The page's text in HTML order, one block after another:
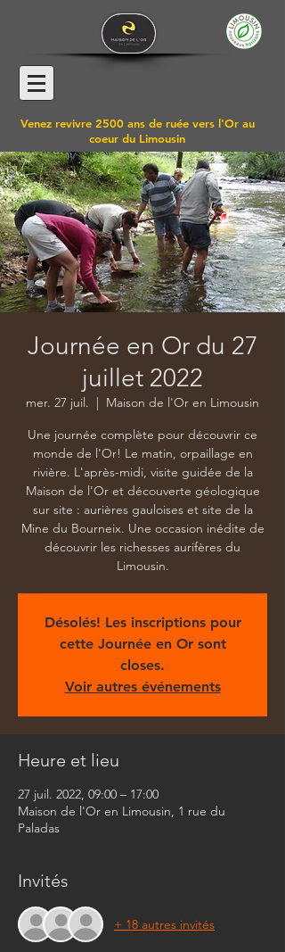
Venez revivre 2500 ans de ruée vers l'Or au
coeur du Limousin
Journée en Or du 27
juillet 2022
mer. 27 juil.
  |
Maison de l'Or en Limousin
Une journée complète pour découvrir ce
monde de l'Or! Le matin, orpaillage en
rivière. L'après-midi, visite guidée de la
Maison de l'Or et découverte géologique
sur site : aurières gauloises et site de la
Mine du Bourneix. Une occasion inédite de
découvrir les richesses aurifères du
Limousin.
Désolés! Les inscriptions pour
cette Journée en Or sont
closes.
Voir autres événements
Heure et lieu
27 juil. 2022, 09:00 – 17:00
Maison de l'Or en Limousin, 1 rue du
Paladas
Invités
+ 18 autres invités